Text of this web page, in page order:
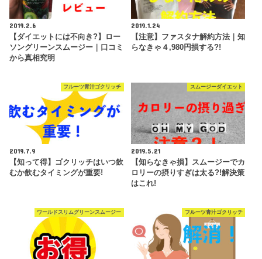
2019.2.6
【ダイエットには不向き?】ロー
ソングリーンスムージー｜口コミ
から真相究明
2019.1.24
【注意】ファスタナ解約方法｜知
らなきゃ４,980円損する?!
フルーツ青汁ゴクリッチ
2019.7.9
【知って得】ゴクリッチはいつ飲
むか飲むタイミングが重要!
スムージーダイエット
2019.5.21
【知らなきゃ損】スムージーでカ
ロリーの摂りすぎは太る?!解決策
はこれ!
ワールドスリムグリーンスムージー フルーツ青汁ゴクリッチ